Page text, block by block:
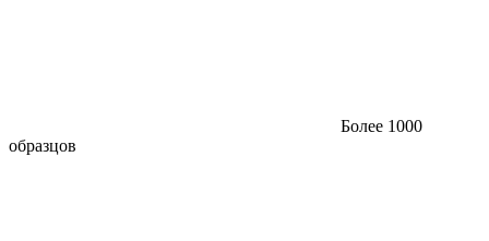
Более 1000
образцов